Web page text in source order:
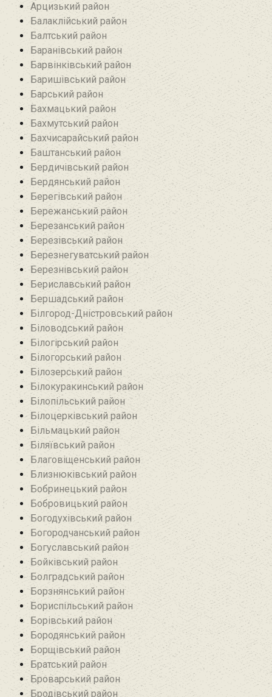
Арцизький район‎
Балаклійський район
Балтський район‎
Баранівський район‎
Барвінківський район
Баришівський район
Барський район
Бахмацький район
Бахмутський район
Бахчисарайський район
Баштанський район
Бердичівський район
Бердянський район
Берегівський район
Бережанський район‎
Березанський район‎
Березівський район
Березнегуватський район‎
Березнівський район‎
Бериславський район
Бершадський район
Білгород-Дністровський район
Біловодський район‎
Білогірський район
Білогорський район
Білозерський район
Білокуракинський район‎
Білопільський район
Білоцерківський район
Більмацький район
Біляївський район‎
Благовіщенський район
Близнюківський район
Бобринецький район
Бобровицький район
Богодухівський район
Богородчанський район
Богуславський район
Бойківський район
Болградський район
Борзнянський район
Бориспільський район
Борівський район
Бородянський район
Борщівський район‎
Братський район‎
Броварський район
Бродівський район‎